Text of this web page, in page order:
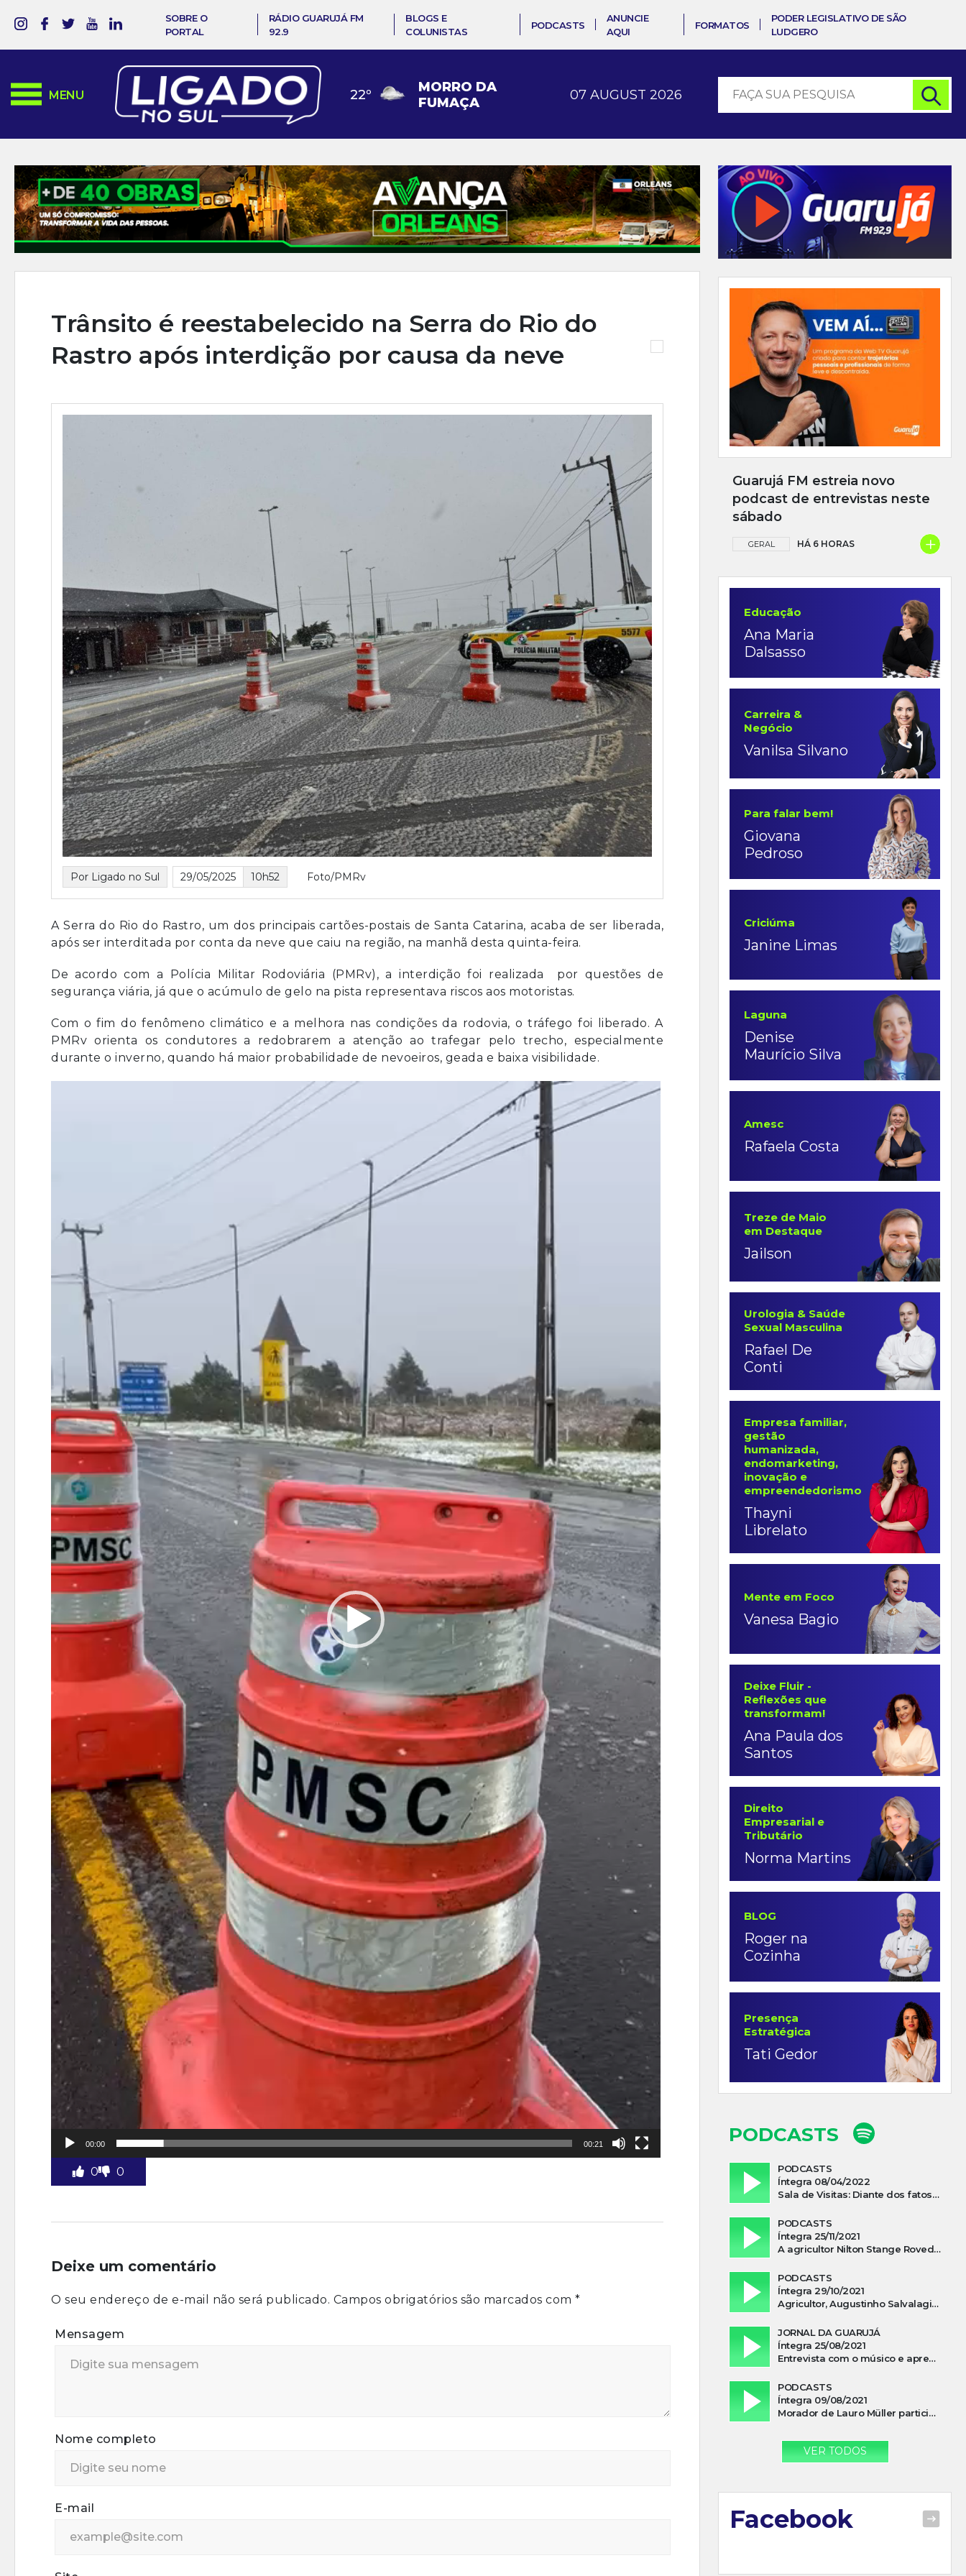
SOBRE O
PORTAL
RÁDIO GUARUJÁ FM
92.9
BLOGS E
COLUNISTAS
PODCASTS
ANUNCIE
AQUI
FORMATOS
PODER LEGISLATIVO DE SÃO
LUDGERO
MENU 22º
MORRO DA
FUMAÇA
07 AUGUST 2026
Trânsito é reestabelecido na Serra do Rio do
Rastro após interdição por causa da neve
Por Ligado no Sul 29/05/2025 10h52 Foto/PMRv
A Serra do Rio do Rastro, um dos principais cartões-postais de Santa Catarina, acaba de ser liberada,
após ser interditada por conta da neve que caiu na região, na manhã desta quinta-feira.
De acordo com a Polícia Militar Rodoviária (PMRv), a interdição foi realizada por questões de
segurança viária, já que o acúmulo de gelo na pista representava riscos aos motoristas.
Com o fim do fenômeno climático e a melhora nas condições da rodovia, o tráfego foi liberado. A
PMRv orienta os condutores a redobrarem a atenção ao trafegar pelo trecho, especialmente
durante o inverno, quando há maior probabilidade de nevoeiros, geada e baixa visibilidade.
00:00 00:21
0 0
Deixe um comentário
O seu endereço de e-mail não será publicado. Campos obrigatórios são marcados com *
Mensagem
Nome completo
E-mail
Guarujá FM estreia novo
podcast de entrevistas neste
sábado
GERAL HÁ 6 HORAS +
Educação
Ana Maria
Dalsasso
Carreira &
Negócio
Vanilsa Silvano
Para falar bem!
Giovana
Pedroso
Criciúma
Janine Limas
Laguna
Denise
Maurício Silva
Amesc
Rafaela Costa
Treze de Maio
em Destaque
Jailson
Urologia & Saúde
Sexual Masculina
Rafael De
Conti
Empresa familiar,
gestão
humanizada,
endomarketing,
inovação e
empreendedorismo
Thayni
Librelato
Mente em Foco
Vanesa Bagio
Deixe Fluir -
Reflexões que
transformam!
Ana Paula dos
Santos
Direito
Empresarial e
Tributário
Norma Martins
BLOG
Roger na
Cozinha
Presença
Estratégica
Tati Gedor
PODCASTS
PODCASTS
Íntegra 08/04/2022
Sala de Visitas: Diante dos fatos que influenciam a economia o que podemos esperar de 2022
PODCASTS
Íntegra 25/11/2021
A agricultor Nilton Stange Roveda, afirma ter recebido ajuda espiritual durante acidente
PODCASTS
Íntegra 29/10/2021
Agricultor, Augustinho Salvalagio, relata sobre aparição do Cavaleiro Negro no Rio das Furnas
JORNAL DA GUARUJÁ
Íntegra 25/08/2021
Entrevista com o músico e apresentador, Lismael Ferrareis, no Cidade e Campo
PODCASTS
Íntegra 09/08/2021
Morador de Lauro Müller participa de motociata em apoio a Bolsonaro
VER TODOS
Facebook